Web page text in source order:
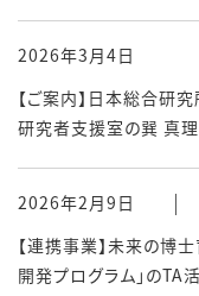
2026年3月4日
【ご案内】日本総合研
研究者支援室の巽 真理
2026年2月9日
【連携事業】未来の博
開発プログラム」のTA